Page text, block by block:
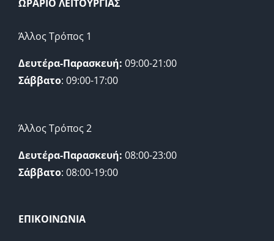
ΩΡΑΡΙΟ ΛΕΙΤΟΥΡΓΙΑΣ
Άλλος Τρόπος 1
Δευτέρα-Παρασκευή: 09:00-21:00
Σάββατο: 09:00-17:00
Άλλος Τρόπος 2
Δευτέρα-Παρασκευή: 08:00-23:00
Σάββατο: 08:00-19:00
ΕΠΙΚΟΙΝΩΝΙΑ